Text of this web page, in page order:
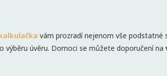
vám prozradí nejenom vše podstatné
výběru úvěru. Domoci se můžete doporučení na